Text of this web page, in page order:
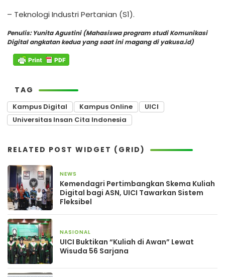
– Teknologi Industri Pertanian (S1).
Penulis: Yunita Agustini (Mahasiswa program studi Komunikasi
Digital angkatan kedua yang saat ini magang di yakusa.id)
TAG
Kampus Digital Kampus Online
UICI
Universitas Insan Cita Indonesia
RELATED POST WIDGET (GRID)
NEWS
Kemendagri Pertimbangkan Skema Kuliah
Digital bagi ASN, UICI Tawarkan Sistem
Fleksibel
NASIONAL
UICI Buktikan “Kuliah di Awan” Lewat
Wisuda 56 Sarjana